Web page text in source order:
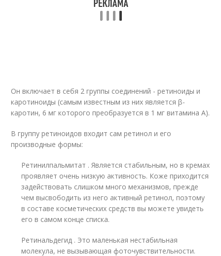
Он включает в себя 2 группы соединений - ретиноиды и
каротиноиды (самым известным из них является β-
каротин, 6 мг которого преобразуется в 1 мг витамина А).
В группу ретиноидов входит сам ретинол и его
производные формы:
Ретинилпальмитат . Является стабильным, но в кремах
проявляет очень низкую активность. Коже приходится
задействовать слишком много механизмов, прежде
чем высвободить из него активный ретинол, поэтому
в составе косметических средств вы можете увидеть
его в самом конце списка.
Ретинальдегид . Это маленькая нестабильная
молекула, не вызывающая фоточувствительности.